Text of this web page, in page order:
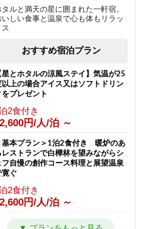
タルと満天の星に囲まれた一軒宿。
いしい食事と温泉で心も体もリラッ
ス
おすすめ宿泊プラン
星とホタルの涼風ステイ】気温が25
以上の場合アイス又はソフトドリン
をプレゼント
2食付き
円/人/泊 ～
基本プラン＞1泊2食付き 暖炉のあ
レストランで白樺林を望みながらシ
フ自慢の創作コース料理と展望温泉
寛ぐ
2食付き
円/人/泊 ～
2〜3連泊割★10％OFF】シーツ交換